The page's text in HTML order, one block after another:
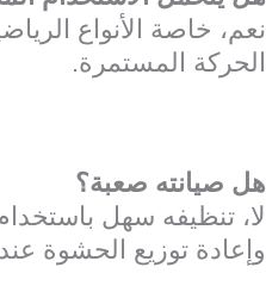
نعم، خاصة الأنواع
الحركة المستمرة.
هل صيانته صعبة؟
لا، تنظيفه سهل
وإعادة توزيع الحشوة